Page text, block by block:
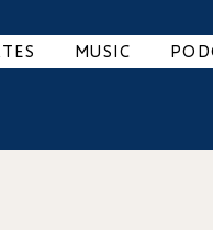
MUSIC